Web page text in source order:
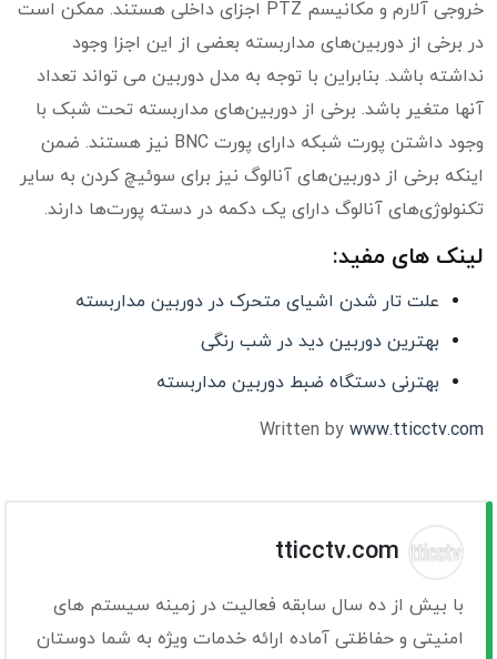
خروجی آلارم و مکانیسم PTZ اجزای داخلی هستند. ممکن است
در برخی از دوربین‌های مداربسته بعضی از این اجزا وجود
نداشته باشد. بنابراین با توجه به مدل دوربین می تواند تعداد
آنها متغیر باشد. برخی از دوربین‌های مداربسته تحت شبک با
وجود داشتن پورت شبکه دارای پورت BNC نیز هستند. ضمن
اینکه برخی از دوربین‌های آنالوگ نیز برای سوئیچ کردن به سایر
تکنولوژی‌های آنالوگ دارای یک دکمه در دسته پورت‌ها دارند.
لینک های مفید:
علت تار شدن اشیای متحرک در دوربین مداربسته
بهترین دوربین دید در شب رنگی
بهترنی دستگاه ضبط دوربین مداربسته
Written by www.tticctv.com
tticctv.com
با بیش از ده سال سابقه فعالیت در زمینه سیستم های
امنیتی و حفاظتی آماده ارائه خدمات ویژه به شما دوستان